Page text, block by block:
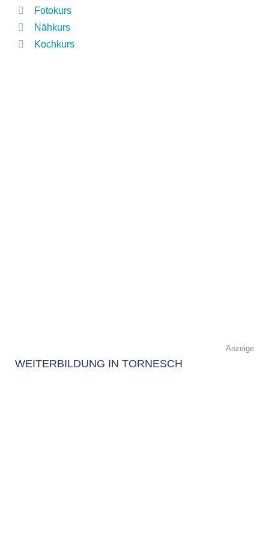
Fotokurs
Nähkurs
Kochkurs
Anzeige
WEITERBILDUNG IN TORNESCH